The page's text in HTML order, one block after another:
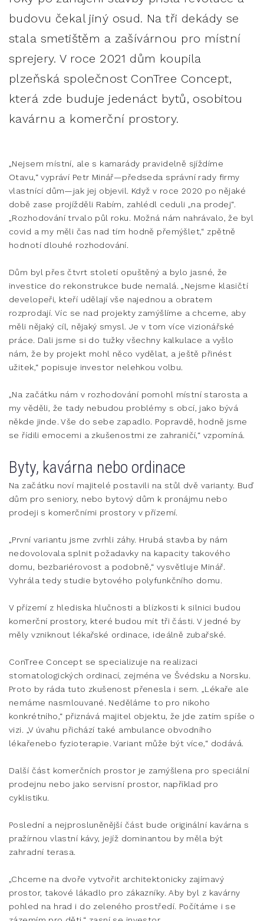
budovu čekal jiný osud. Na tři dekády se
stala smetištěm a zašívárnou pro místní
sprejery. V roce 2021 dům koupila
plzeňská společnost ConTree Concept,
která zde buduje jedenáct bytů, osobitou
kavárnu a komerční prostory.
„Nejsem místní, ale s kamarády pravidelně sjíždíme
Otavu,“ vypráví Petr Minář—předseda správní rady firmy
vlastnící dům—jak jej objevil. Když v roce 2020 po nějaké
době zase projížděli Rabím, zahlédl ceduli „na prodej“.
„Rozhodování trvalo půl roku. Možná nám nahrávalo, že byl
covid a my měli čas nad tím hodně přemýšlet,“ zpětně
hodnotí dlouhé rozhodování.
Dům byl přes čtvrt století opuštěný a bylo jasné, že
investice do rekonstrukce bude nemalá. „Nejsme klasičtí
developeři, kteří udělají vše najednou a obratem
rozprodají. Víc se nad projekty zamýšlíme a chceme, aby
měli nějaký cíl, nějaký smysl. Je v tom více vizionářské
práce. Dali jsme si do tužky všechny kalkulace a vyšlo
nám, že by projekt mohl něco vydělat, a ještě přinést
užitek,“ popisuje investor nelehkou volbu.
„Na začátku nám v rozhodování pomohl místní starosta a
my věděli, že tady nebudou problémy s obcí, jako bývá
někde jinde. Vše do sebe zapadlo. Popravdě, hodně jsme
se řídili emocemi a zkušenostmi ze zahraničí,“ vzpomíná.
Byty, kavárna nebo ordinace
Na začátku noví majitelé postavili na stůl dvě varianty. Buď
dům pro seniory, nebo bytový dům k pronájmu nebo
prodeji s komerčními prostory v přízemí.
„První variantu jsme zvrhli záhy. Hrubá stavba by nám
nedovolovala splnit požadavky na kapacity takového
domu, bezbariérovost a podobně,“ vysvětluje Minář.
Vyhrála tedy studie bytového polyfunkčního domu.
V přízemí z hlediska hlučnosti a blízkosti k silnici budou
komerční prostory, které budou mít tři části. V jedné by
měly vzniknout lékařské ordinace, ideálně zubařské.
ConTree Concept se specializuje na realizaci
stomatologických ordinací, zejména ve Švédsku a Norsku.
Proto by ráda tuto zkušenost přenesla i sem. „Lékaře ale
nemáme nasmlouvané. Neděláme to pro nikoho
konkrétního,“ přiznává majitel objektu, že jde zatím spíše o
vizi. „V úvahu přichází také ambulance obvodního
lékařenebo fyzioterapie. Variant může být více,“ dodává.
Další část komerčních prostor je zamýšlena pro speciální
prodejnu nebo jako servisní prostor, například pro
cyklistiku.
Poslední a nejprosluněnější část bude originální kavárna s
pražírnou vlastní kávy, jejíž dominantou by měla být
zahradní terasa.
„Chceme na dvoře vytvořit architektonicky zajímavý
prostor, takové lákadlo pro zákazníky. Aby byl z kavárny
pohled na hrad i do zeleného prostředí. Počítáme i se